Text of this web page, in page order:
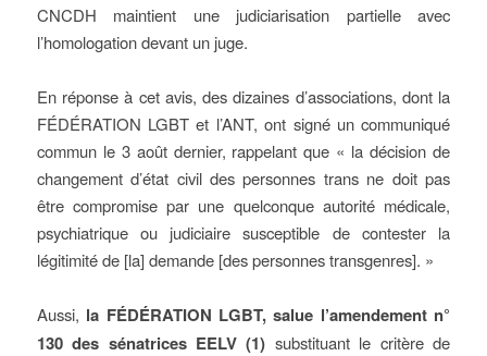
CNCDH maintient une judiciarisation partielle avec
l’homologation devant un juge.
En réponse à cet avis, des dizaines d’associations, dont la
FÉDÉRATION LGBT et l’ANT, ont signé un communiqué
commun le 3 août dernier, rappelant que « la décision de
changement d’état civil des personnes trans ne doit pas
être compromise par une quelconque autorité médicale,
psychiatrique ou judiciaire susceptible de contester la
légitimité de [la] demande [des personnes transgenres]. »
Aussi, la FÉDÉRATION LGBT, salue l’amendement n°
130 des sénatrices EELV (1) substituant le critère de